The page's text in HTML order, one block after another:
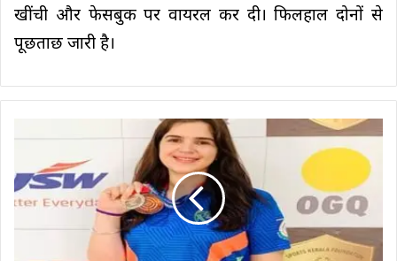
खींची और फेसबुक पर वायरल कर दी। फिलहाल दोनों से
पूछताछ जारी है।